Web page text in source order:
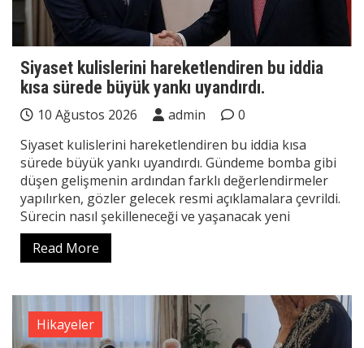
Siyaset kulislerini hareketlendiren bu iddia
kısa sürede büyük yankı uyandırdı.
10 Ağustos 2026 admin
0
Siyaset kulislerini hareketlendiren bu iddia kısa
sürede büyük yankı uyandırdı. Gündeme bomba gibi
düşen gelişmenin ardından farklı değerlendirmeler
yapılırken, gözler gelecek resmi açıklamalara çevrildi.
Sürecin nasıl şekilleneceği ve yaşanacak yeni
Read More
Hikayeler